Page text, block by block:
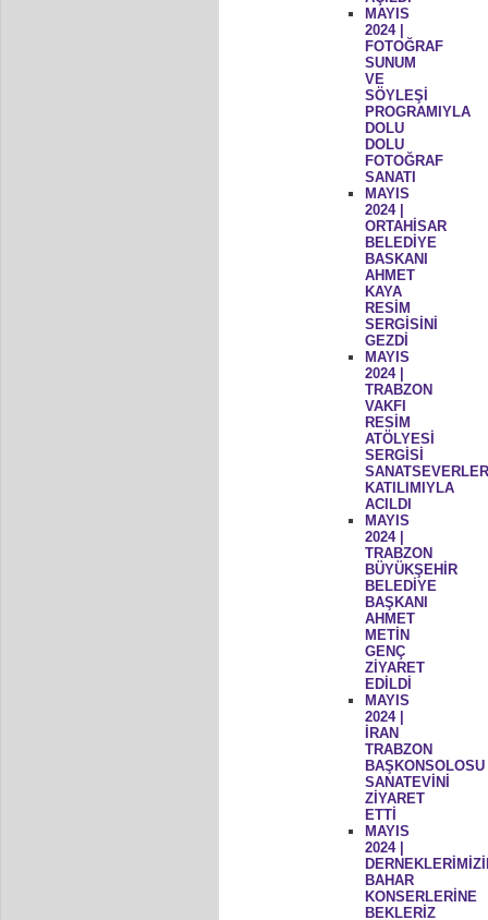
MAYIS
2024 |
FOTOĞRAF
SUNUM
VE
SÖYLEŞİ
PROGRAMIYLA
DOLU
DOLU
FOTOĞRAF
SANATI
MAYIS
2024 |
ORTAHİSAR
BELEDİYE
BASKANI
AHMET
KAYA
RESİM
SERGİSİNİ
GEZDİ
MAYIS
2024 |
TRABZON
VAKFI
RESİM
ATÖLYESİ
SERGİSİ
KATILIMIYLA
ACILDI
MAYIS
2024 |
TRABZON
BÜYÜKŞEHİR
BELEDİYE
BAŞKANI
AHMET
METİN
GENÇ
ZİYARET
EDİLDİ
MAYIS
2024 |
İRAN
TRABZON
BAŞKONSOLOSU
SANATEVİNİ
ZİYARET
ETTİ
MAYIS
2024 |
BAHAR
KONSERLERİNE
BEKLERİZ